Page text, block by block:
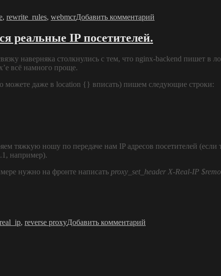
, rewrite_rules, webmcrДобавить комментарий
реальные IP посетителей.
наверняка столкнулись с тем, что nginx-backend пишет в
всё намного проще.
даже в location {} вписать) пишем следующие строки:
тяжкую ношу по передаче нам IP адресов посетителей
например).
нужно на фронте написать proxy_set_header X-Real-IP
real_ip, reverse proxyДобавить комментарий